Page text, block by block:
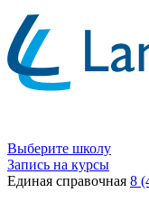
Выберите школу
Запись на курсы
Единая справочная 8